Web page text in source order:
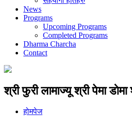
News
Programs
Upcoming Programs
Completed Programs
Dharma Charcha
Contact
श्री फुरी लामाज्यू श्री पेमा डाेमा
होमपेज